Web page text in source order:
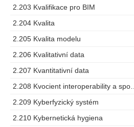
2.203 Kvalifikace pro BIM
2.204 Kvalita
2.205 Kvalita modelu
2.206 Kvalitativní data
2.207 Kvantitativní data
2.209 Kyberfyzický systém
2.210 Kybernetická hygiena